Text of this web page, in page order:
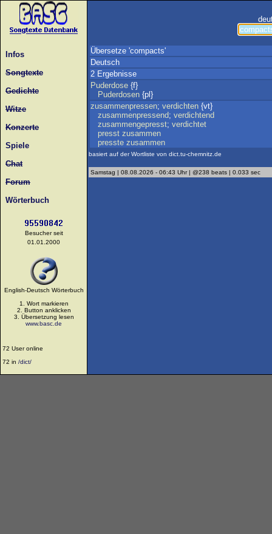
Infos
Songtexte
Gedichte
Witze
Konzerte
Spiele
Chat
Forum
Wörterbuch
Besucher seit
01.01.2000
English-Deutsch Wörterbuch
1. Wort markieren
2. Button anklicken
3. Übersetzung lesen
www.basc.de
72 User online
72 in /dict/
Übersetze 'compacts'
Deutsch
2 Ergebnisse
Puderdose {f}
Puderdosen {pl}
zusammenpressen; verdichten {vt}
zusammenpressend; verdichtend
zusammengepresst; verdichtet
presst zusammen
presste zusammen
basiert auf der Wortliste von dict.tu-chemnitz.de
Samstag | 08.08.2026 - 06:43 Uhr | @238 beats | 0.033 sec